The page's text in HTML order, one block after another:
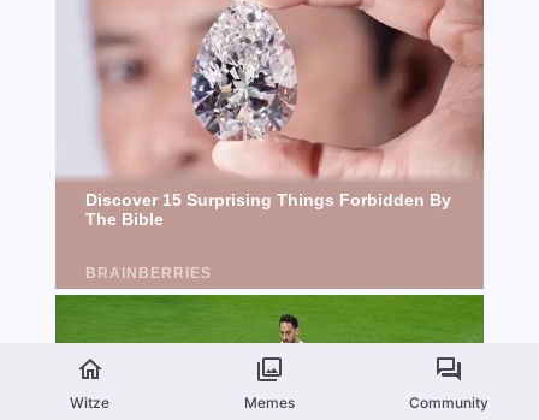
Witze Memes Community